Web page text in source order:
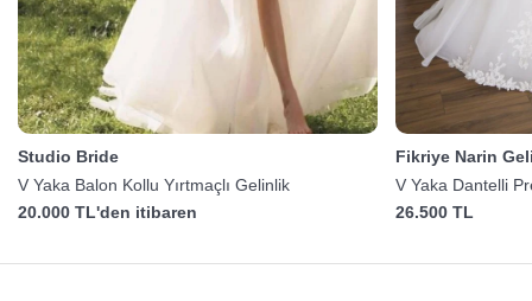
Studio Bride
V Yaka Balon Kollu Yırtmaçlı Gelinlik
20.000 TL'den itibaren
Fikriye Narin
V Yaka Dantelli
26.500 TL